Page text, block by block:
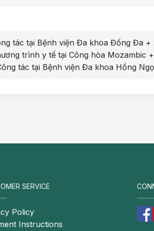
tác tại Bệnh viện Đa khoa Đống Đa +
trình y tế tại Công hòa Mozambic +
tác tại Bệnh viện Đa khoa Hồng
SERVICE
Policy
Instructions